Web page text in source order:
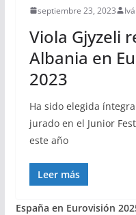
septiembre 23, 2023
Viola Gjyzeli
Albania en
2023
Ha sido elegida
jurado en el Junior
este año
Leer más
España en Eurovisión